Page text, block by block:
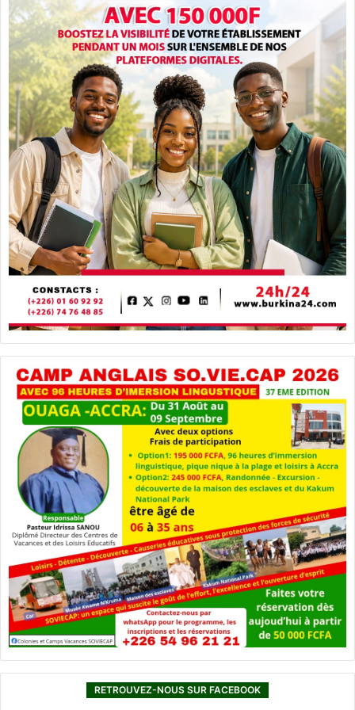
RETROUVEZ-NOUS SUR FACEBOOK